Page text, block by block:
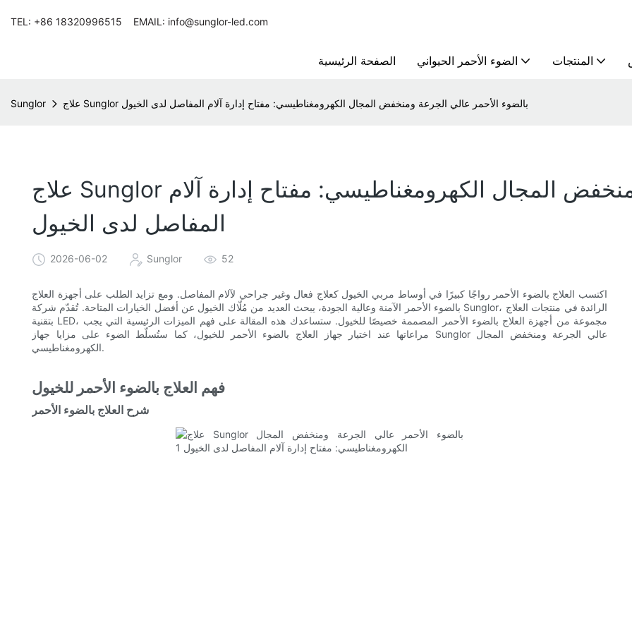
TEL: +86 18320996515 EMAIL: info@sunglor-led.com
الصفحة الرئيسية الضوء الأحمر الحيواني المنتجات
Sunglor علاج Sunglor بالضوء الأحمر عالي الجرعة ومنخفض المجال الكهرومغناطيسي: مفتاح إدارة آلام المفاصل لدى الخيول
علاج Sunglor بالضوء الأحمر عالي الجرعة ومنخفض المجال الكهرومغناطيسي: مفتاح إدارة آلام
المفاصل لدى الخيول
2026-06-02 Sunglor 52
اكتسب العلاج بالضوء الأحمر رواجًا كبيرًا في أوساط مربي الخيول كعلاج فعال وغير جراحي لآلام المفاصل. ومع تزايد الطلب على أجهزة العلاج
بالضوء الأحمر الآمنة وعالية الجودة، يبحث العديد من مُلّاك الخيول عن أفضل الخيارات المتاحة. تُقدّم شركة Sunglor، الرائدة في منتجات العلاج
بتقنية LED، مجموعة من أجهزة العلاج بالضوء الأحمر المصممة خصيصًا للخيول. ستساعدك هذه المقالة على فهم الميزات الرئيسية التي يجب
مراعاتها عند اختيار جهاز العلاج بالضوء الأحمر للخيول، كما ستُسلّط الضوء على مزايا جهاز Sunglor عالي الجرعة ومنخفض المجال
الكهرومغناطيسي.
فهم العلاج بالضوء الأحمر للخيول
شرح العلاج بالضوء الأحمر